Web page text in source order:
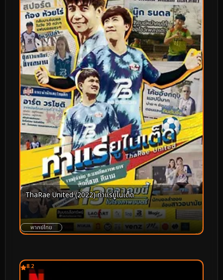
ThaRae United (2022) ท่าแร่ยูไนเต็ด
พากย์ไทย
8.2